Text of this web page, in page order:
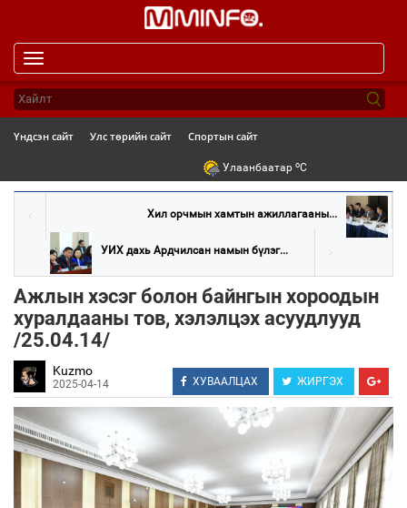
navigation
Үндсэн сайт Улс төрийн сайт Спортын сайт
Улаанбаатар oC
Хил орчмын хамтын ажиллагааны...
УИХ дахь Ардчилсан намын бүлэг...
Ажлын хэсэг болон байнгын хороодын
хуралдааны тов, хэлэлцэх асуудлууд
/25.04.14/
Kuzmo
2025-04-14 ХУВААЛЦАХ ЖИРГЭХ